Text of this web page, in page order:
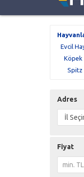
Evcil
Köpek
Spitz
Adres
Fiyat